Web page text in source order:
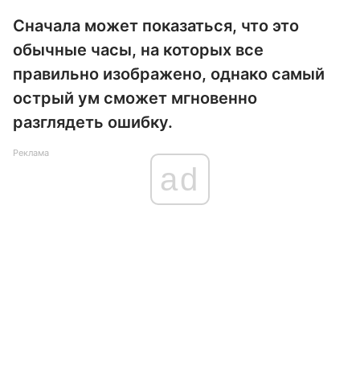
Сначала может показаться, что это
обычные часы, на которых все
правильно изображено, однако самый
острый ум сможет мгновенно
разглядеть ошибку.
Реклама
ad